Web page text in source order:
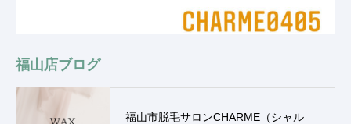
福山店ブログ
福山市脱毛サロンCHARME（シャル